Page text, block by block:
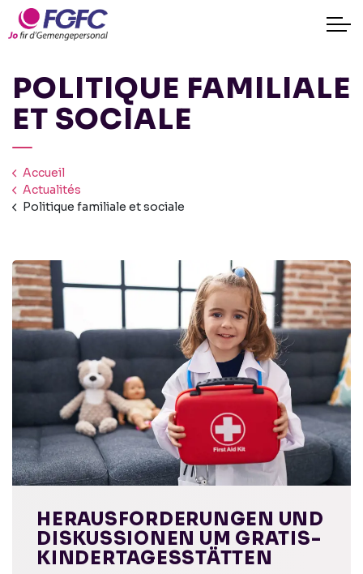
POLITIQUE FAMILIALE
ET SOCIALE
Accueil
Actualités
Politique familiale et sociale
HERAUSFORDERUNGEN UND
DISKUSSIONEN UM GRATIS-
KINDERTAGESSTÄTTEN